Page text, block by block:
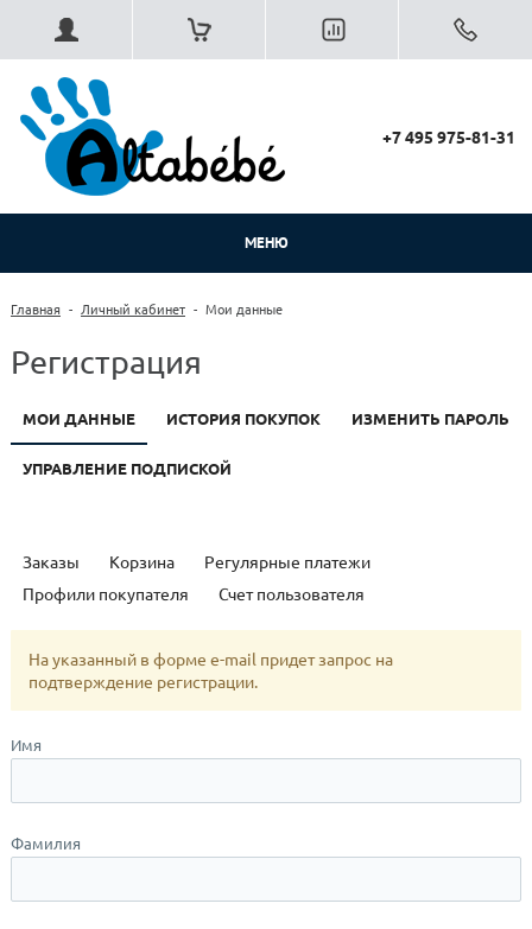
+7 495 975-81-31
МЕНЮ
Главная - Личный кабинет - Мои данные
Регистрация
МОИ ДАННЫЕ ИСТОРИЯ ПОКУПОК ИЗМЕНИТЬ ПАРОЛЬ
УПРАВЛЕНИЕ ПОДПИСКОЙ
Заказы Корзина
Регулярные платежи
Профили покупателя
Счет пользователя
На указанный в форме e-mail придет запрос на
подтверждение регистрации.
Имя
Фамилия